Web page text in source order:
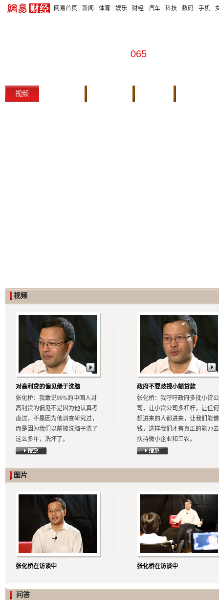
网易首页 - 新闻 - 体育 - 娱乐 - 财经 - 汽车 - 科技 - 数码 - 手机 -
065
视频
视频
对高利贷的偏见缘于洗脑
张化桥：我敢说99%的中国人对
高利贷的偏见不是因为他认真考
虑过，不是因为他调查研究过，
而是因为我们以前被洗脑子洗了
这么多年，洗坏了。
政府不要歧视小额贷款
张化桥：我呼吁政府多批小贷公
司，让小贷公司多杠杆，让任何
想进来的人都进来，让我们能借
钱，这样我们才有真正的能力去
扶持微小企业和三农。
图片
张化桥在访谈中 张化桥在访谈中
问答